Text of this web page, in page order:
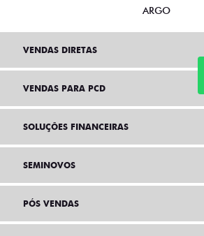
ARGO
VENDAS DIRETAS
VENDAS PARA PCD
SOLUÇÕES FINANCEIRAS
SEMINOVOS
PÓS VENDAS